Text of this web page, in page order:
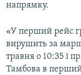
напрямку.
«У перший рейс
вирушить за
травня о 10:35 і
Тамбова в перший